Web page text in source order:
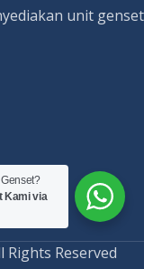
unit genset
Rights Reserved
Kami via